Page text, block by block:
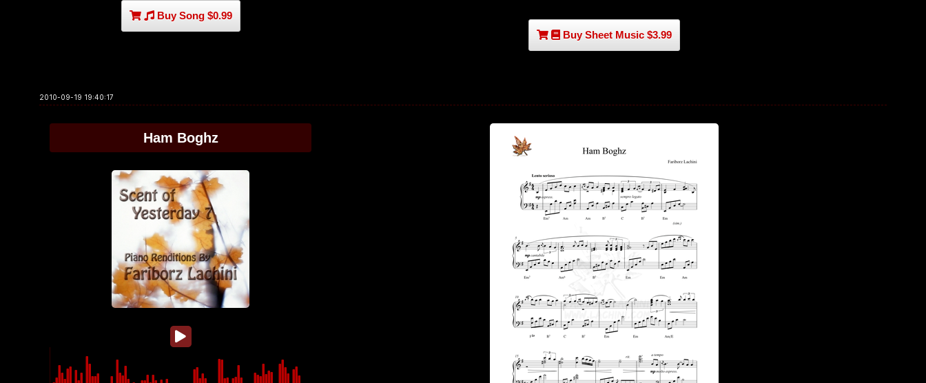
Buy Song $0.99
Buy Sheet Music $3.99
2010-09-19 19:40:17
Ham Boghz